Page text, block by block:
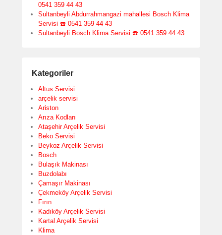
0541 359 44 43
Sultanbeyli Abdurrahmangazi mahallesi Bosch Klima
Servisi ☎️ 0541 359 44 43
Sultanbeyli Bosch Klima Servisi ☎️ 0541 359 44 43
Kategoriler
Altus Servisi
arçelik servisi
Ariston
Arıza Kodları
Ataşehir Arçelik Servisi
Beko Servisi
Beykoz Arçelik Servisi
Bosch
Bulaşık Makinası
Buzdolabı
Çamaşır Makinası
Çekmeköy Arçelik Servisi
Fırın
Kadıköy Arçelik Servisi
Kartal Arçelik Servisi
Klima